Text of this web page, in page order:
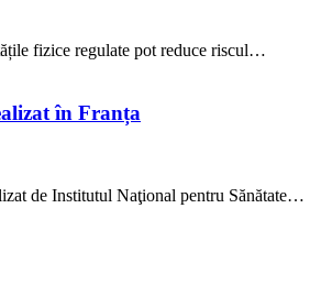
fizice regulate pot reduce riscul…
în Franța
de Institutul Naţional pentru Sănătate…